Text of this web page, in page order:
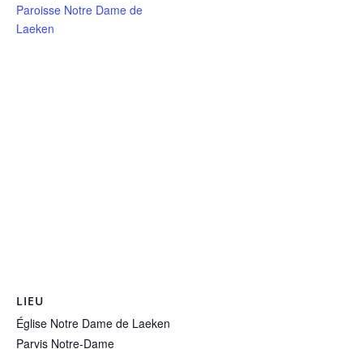
Paroisse Notre Dame de
Laeken
LIEU
Église Notre Dame de Laeken
Parvis Notre-Dame